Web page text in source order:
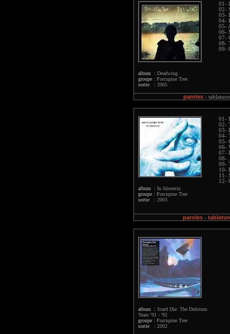
album : Deadwing
groupe : Porcupine Tree
sortie : 2005
01-
02-
03-
04-
05-
06-
07-
08-
09-
paroles -
album : In Absentia
groupe : Porcupine Tree
sortie : 2003
01-
02-
03-
04-
05-
06-
07-
08-
09-
10-
11-
12-
paroles -
album : Stard Die: The Delirium
Years '91 - '92
groupe : Porcupine Tree
sortie : 2002